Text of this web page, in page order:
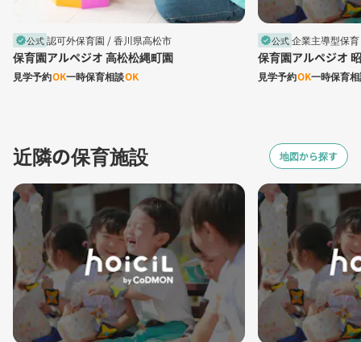
verified公式認可外保育園 /香川県高松市
保育園アルペジオ 高松松縄町園
見学予約OK一時保育相談OK
verified公式企業主導型保
保育園アルペジオ
見学予約OK一時保育
近隣の保育施設 地図から探す